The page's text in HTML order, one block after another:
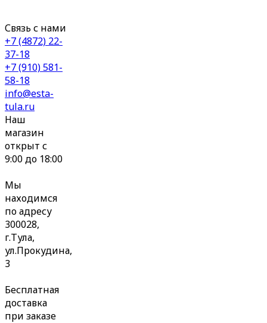
Связь с нами
+7 (4872) 22-
37-18
+7 (910) 581-
58-18
info@esta-
tula.ru
Наш
магазин
открыт с
9:00 до 18:00
Мы
находимся
по адресу
300028,
г.Тула,
ул.Прокудина,
3
Бесплатная
доставка
при заказе